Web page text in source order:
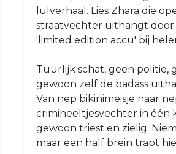
lulverhaal. Lies Zhara die
straatvechter uithangt door
'limited edition accu' bij
Tuurlijk schat, geen politie,
gewoon zelf de badass
Van nep bikinimeisje naar
crimineeltjesvechter in één
gewoon triest en zielig.
maar een half brein trapt